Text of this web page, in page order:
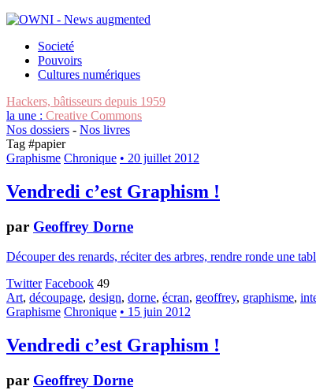
Societé
Pouvoirs
Cultures numériques
Hackers, bâtisseurs depuis 1959
la une : Creative Commons
Nos dossiers - Nos livres
Tag #papier
Graphisme Chronique • 20 juillet 2012
Vendredi c’est Graphism !
par Geoffrey Dorne
Découper des renards, réciter des arbres, rendre ronde une
Twitter Facebook 49
Art, découpage, design, dorne, écran, geoffrey, graphisme,
Graphisme Chronique • 15 juin 2012
Vendredi c’est Graphism !
par Geoffrey Dorne